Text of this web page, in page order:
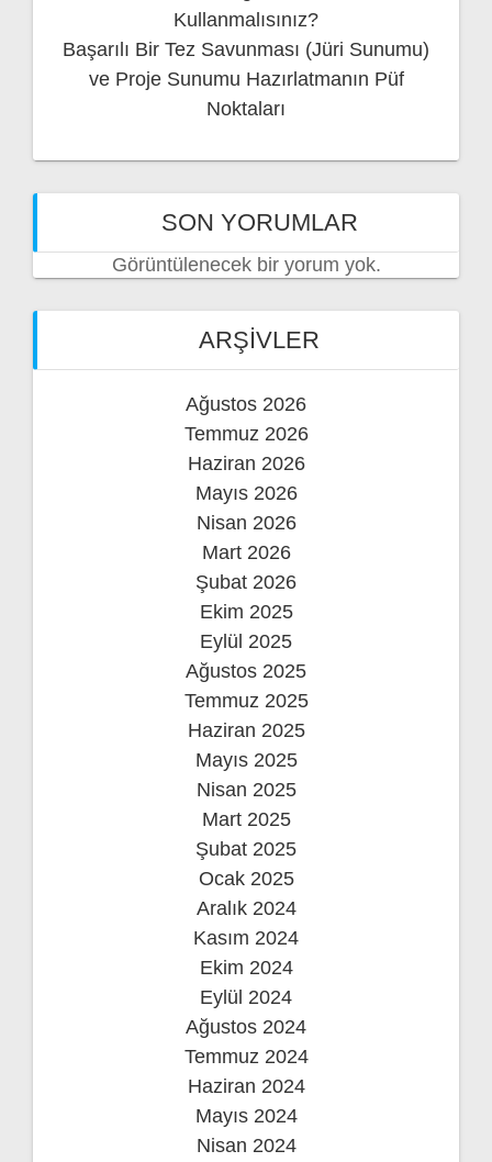
Kullanmalısınız?
Başarılı Bir Tez Savunması (Jüri Sunumu)
ve Proje Sunumu Hazırlatmanın Püf
Noktaları
SON YORUMLAR
Görüntülenecek bir yorum yok.
ARŞIVLER
Ağustos 2026
Temmuz 2026
Haziran 2026
Mayıs 2026
Nisan 2026
Mart 2026
Şubat 2026
Ekim 2025
Eylül 2025
Ağustos 2025
Temmuz 2025
Haziran 2025
Mayıs 2025
Nisan 2025
Mart 2025
Şubat 2025
Ocak 2025
Aralık 2024
Kasım 2024
Ekim 2024
Eylül 2024
Ağustos 2024
Temmuz 2024
Haziran 2024
Mayıs 2024
Nisan 2024